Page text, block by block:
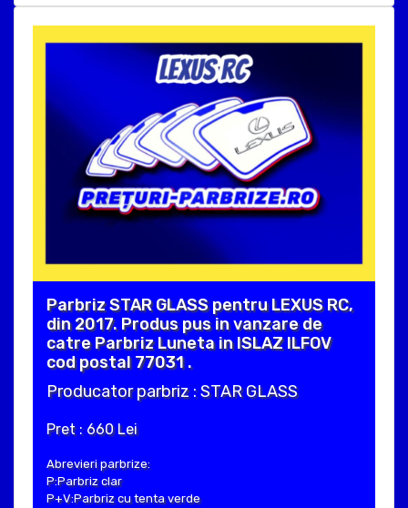
Parbriz STAR GLASS pentru LEXUS RC,
din 2017. Produs pus in vanzare de
catre Parbriz Luneta in ISLAZ ILFOV
cod postal 77031 .
Producator parbriz : STAR GLASS
Pret : 660 Lei
Abrevieri parbrize:
P:Parbriz clar
P+V:Parbriz cu tenta verde